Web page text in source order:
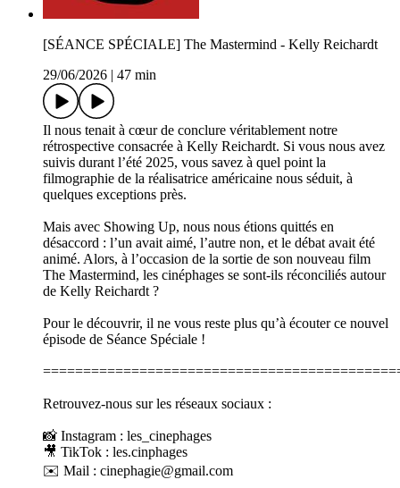
[SÉANCE SPÉCIALE] The Mastermind - Kelly Reichardt
29/06/2026
47 min
Il nous tenait à cœur de conclure véritablement notre
rétrospective consacrée à Kelly Reichardt. Si vous nous avez
suivis durant l’été 2025, vous savez à quel point la
filmographie de la réalisatrice américaine nous séduit, à
quelques exceptions près.
Mais avec Showing Up, nous nous étions quittés en
désaccord : l’un avait aimé, l’autre non, et le débat avait été
animé. Alors, à l’occasion de la sortie de son nouveau film
The Mastermind, les cinéphages se sont-ils réconciliés autour
de Kelly Reichardt ?
Pour le découvrir, il ne vous reste plus qu’à écouter ce nouvel
épisode de Séance Spéciale !
Retrouvez-nous sur les réseaux sociaux :
📸 Instagram : les_cinephages
🎥 TikTok : les.cinphages
✉️ Mail : cinephagie@gmail.com